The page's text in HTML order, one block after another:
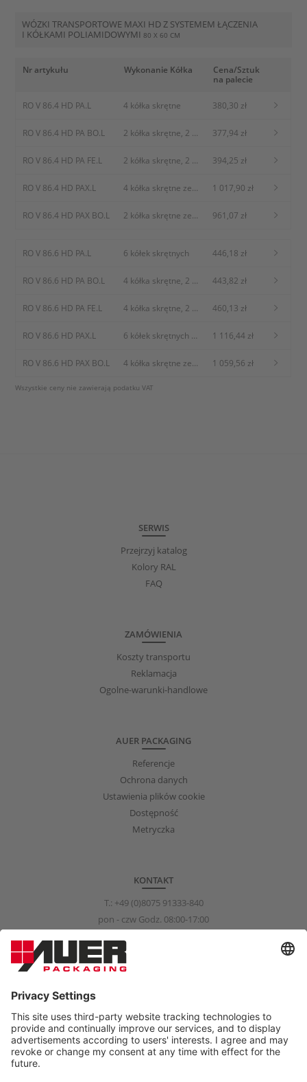
WÓZKI TRANSPORTOWE MAXI HD Z SYSTEMEM ŁĄCZENIA
I KÓŁKAMI POLIAMIDOWYMI 80 X 60 CM
Nr artykułu Wykonanie Kółka
Cena/Sztuk
na palecie
RO V 86.4 HD PA.L 4 kółka skrętne 380,30 zł
RO V 86.4 HD PA BO.L
2 kółka skrętne, 2
377,94 zł
RO V 86.4 HD PA FE.L
2 kółka skrętne, 2
blokadą kół
394,25 zł
RO V 86.4 HD PAX.L
4 kółka skrętne ze
1 017,90 zł
RO V 86.4 HD PAX BO.L
2 kółka skrętne ze
stałe kółka
961,07 zł
RO V 86.6 HD PA.L 6 kółek skrętnych 446,18 zł
RO V 86.6 HD PA BO.L
4 kółka skrętne, 2
443,82 zł
RO V 86.6 HD PA FE.L
4 kółka skrętne, 2
blokadą kół
460,13 zł
RO V 86.6 HD PAX.L
6 kółek skrętnych
1 116,44 zł
RO V 86.6 HD PAX BO.L
4 kółka skrętne ze
kółka stałe ze stali
1 059,56 zł
Wszystkie ceny nie zawierają podatku VAT
SERWIS
Przejrzyj katalog
Kolory RAL
FAQ
ZAMÓWIENIA
Koszty transportu
Reklamacja
Ogolne-warunki-handlowe
AUER PACKAGING
Referencje
Ochrona danych
Ustawienia plików cookie
Dostępność
Metryczka
KONTAKT
T.: +49 (0)8075 91333-840
pon - czw Godz. 08:00-17:00
info@auer-packaging.com